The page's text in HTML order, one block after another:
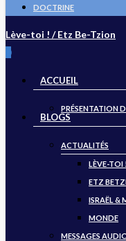
DOCTRINE
Lève-toi ! / Etz Be-Tzion
search
ACCUEIL
PRÉSENTATION
BLOGS
ACTUALITÉS
LÈVE-TOI
ETZ
ISRAËL &
MONDE
MESSAGES